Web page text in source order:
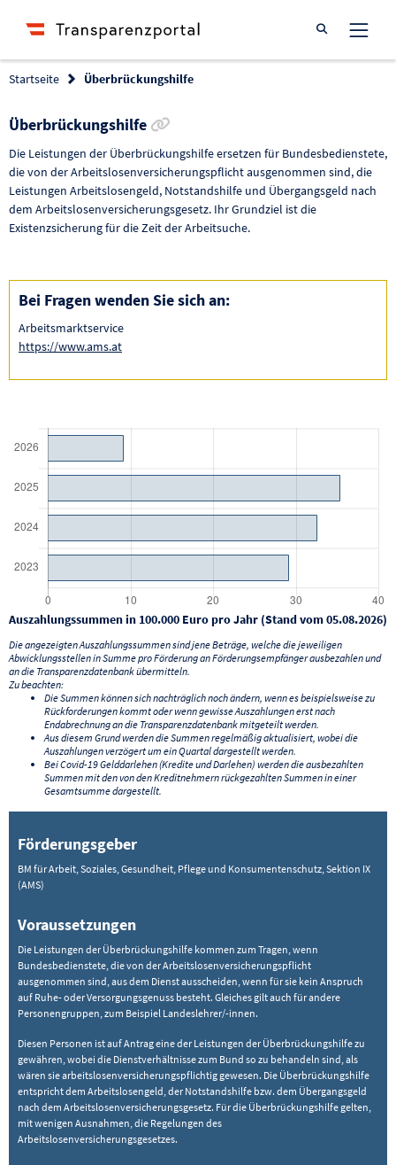
Suche öffnen
Startseite Überbrückungshilfe
Überbrückungshilfe
Die Leistungen der Überbrückungshilfe ersetzen für Bundesbedienstete,
die von der Arbeitslosenversicherungspflicht ausgenommen sind, die
Leistungen Arbeitslosengeld, Notstandshilfe und Übergangsgeld nach
dem Arbeitslosenversicherungsgesetz. Ihr Grundziel ist die
Existenzsicherung für die Zeit der Arbeitsuche.
Bei Fragen wenden Sie sich an:
Arbeitsmarktservice
https://www.ams.at
Auszahlungssummen in 100.000 Euro pro Jahr (Stand vom 05.08.2026)
Die angezeigten Auszahlungssummen sind jene Beträge, welche die jeweiligen
Abwicklungsstellen in Summe pro Förderung an Förderungsempfänger ausbezahlen und
an die Transparenzdatenbank übermitteln.
Zu beachten:
Die Summen können sich nachträglich noch ändern, wenn es beispielsweise zu
Rückforderungen kommt oder wenn gewisse Auszahlungen erst nach
Endabrechnung an die Transparenzdatenbank mitgeteilt werden.
Aus diesem Grund werden die Summen regelmäßig aktualisiert, wobei die
Auszahlungen verzögert um ein Quartal dargestellt werden.
Bei Covid-19 Gelddarlehen (Kredite und Darlehen) werden die ausbezahlten
Summen mit den von den Kreditnehmern rückgezahlten Summen in einer
Gesamtsumme dargestellt.
Förderungsgeber
BM für Arbeit, Soziales, Gesundheit, Pflege und Konsumentenschutz, Sektion IX
(AMS)
Voraussetzungen
Die Leistungen der Überbrückungshilfe kommen zum Tragen, wenn
Bundesbedienstete, die von der Arbeitslosenversicherungspflicht
ausgenommen sind, aus dem Dienst ausscheiden, wenn für sie kein Anspruch
auf Ruhe- oder Versorgungsgenuss besteht. Gleiches gilt auch für andere
Personengruppen, zum Beispiel Landeslehrer/-innen.
Diesen Personen ist auf Antrag eine der Leistungen der Überbrückungshilfe zu
gewähren, wobei die Dienstverhältnisse zum Bund so zu behandeln sind, als
wären sie arbeitslosenversicherungspflichtig gewesen. Die Überbrückungshilfe
entspricht dem Arbeitslosengeld, der Notstandshilfe bzw. dem Übergangsgeld
nach dem Arbeitslosenversicherungsgesetz. Für die Überbrückungshilfe gelten,
mit wenigen Ausnahmen, die Regelungen des
Arbeitslosenversicherungsgesetzes.